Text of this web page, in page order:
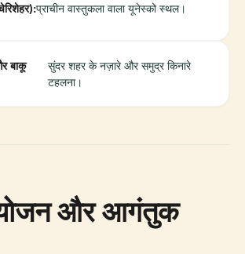
प्राचीन वास्तुकला वाला यूनेस्को स्थल।
बाकू
सुंदर शहर के नज़ारे और समुद्र किनारे
टहलना।
और आगंतुक